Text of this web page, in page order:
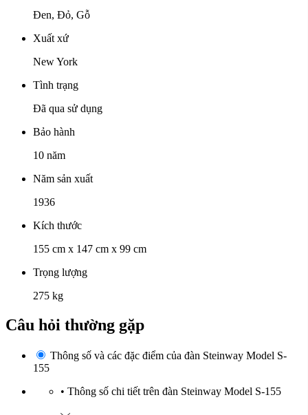
Đen, Đỏ, Gỗ
Xuất xứ
New York
Tình trạng
Đã qua sử dụng
Bảo hành
10 năm
Năm sản xuất
1936
Kích thước
155 cm x 147 cm x 99 cm
Trọng lượng
275 kg
Câu hỏi thường gặp
Thông số và các đặc điểm của đàn Steinway Model S-
155
• Thông số chi tiết trên đàn Steinway Model S-155